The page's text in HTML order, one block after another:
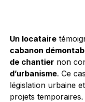
Un locataire
cabanon
de chantier non
d’urbanisme. Ce
législation urbaine
projets